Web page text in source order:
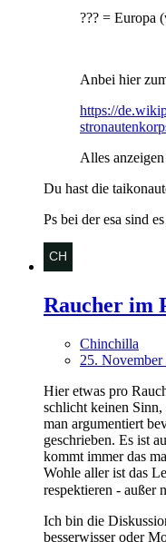
??? = Europa
Anbei hier
https://
Alles anzeigen
Du hast die
Ps bei der esa sind
Raucher im
Chinchilla
25.
Hier etwas pro
schlicht keinen
man argumentiert
geschrieben. Es ist
kommt immer das
Wohle aller ist das
respektieren - außer
Ich bin die
besserwisser oder